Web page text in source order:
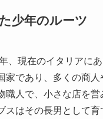
少年のルーツ
、現在のイタリアに
家であり、多くの商
職人で、小さな店を
スはその長男として